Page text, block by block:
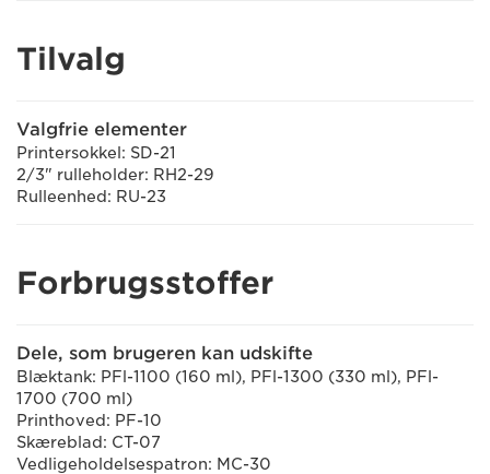
Tilvalg
Valgfrie elementer
Printersokkel: SD-21
2/3" rulleholder: RH2-29
Rulleenhed: RU-23
Forbrugsstoffer
Dele, som brugeren kan udskifte
Blæktank: PFl-1100 (160 ml), PFl-1300 (330 ml), PFl-
1700 (700 ml)
Printhoved: PF-10
Skæreblad: CT-07
Vedligeholdelsespatron: MC-30